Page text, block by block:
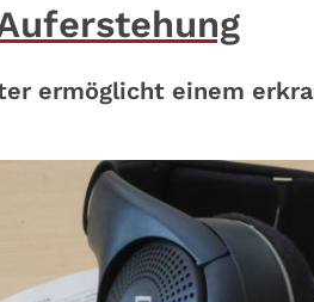
ermöglicht einem